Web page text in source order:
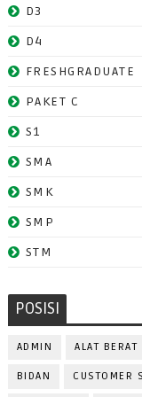
D3
D4
FRESHGRADUATE
PAKET C
S1
SMA
SMK
SMP
STM
POSISI
ADMIN ALAT BERAT
BIDAN CUSTOMER